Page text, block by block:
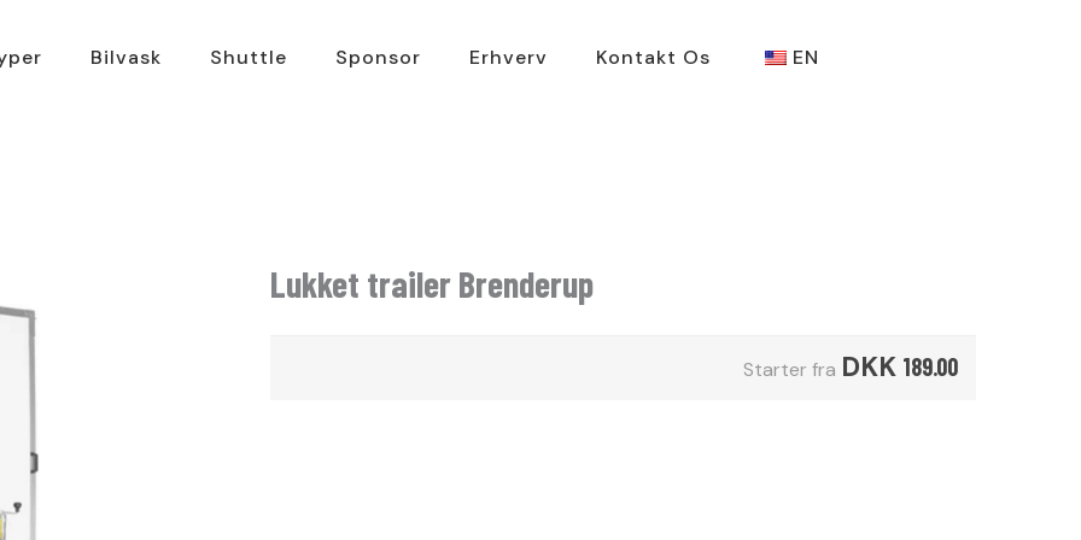
Bilvask Shuttle Sponsor Erhverv Kontakt Os EN
Lukket trailer Brenderup
Starter fra DKK 189.00